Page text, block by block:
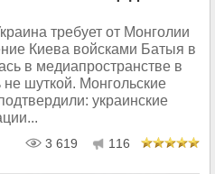
требует от Монголии
Киева войсками Батыя в
в медиапространстве в
не шуткой. Монгольские
украинские
3 619 116